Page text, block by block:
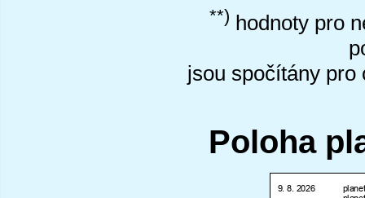
**) hodnoty pro
jsou spočítány pro
Poloha